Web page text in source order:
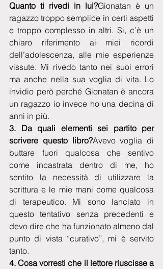
Quanto ti rivedi in lui?Gionatan è un
ragazzo troppo semplice in certi aspetti
e troppo complesso in altri. Si, c’è un
chiaro riferimento ai miei ricordi
dell’adolescenza, alle mie esperienze
vissute. Mi rivedo tanto nei suoi errori
ma anche nella sua voglia di vita. Lo
invidio però perché Gionatan è ancora
un ragazzo io invece ho una decina di
anni in più.
3. Da quali elementi sei partito per
scrivere questo libro?Avevo voglia di
buttare fuori qualcosa che sentivo
come incastrata dentro di me, ho
sentito la necessità di utilizzare la
scrittura e le mie mani come qualcosa
di terapeutico. Mi sono lanciato in
questo tentativo senza precedenti e
devo dire che ha funzionato almeno dal
punto di vista “curativo”, mi è servito
tanto.
4. Cosa vorresti che il lettore riuscisse a